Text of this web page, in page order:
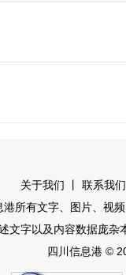
关于我们 联系我们
所有文字、图片、视
文字以及内容数据庞杂
四川信息港©